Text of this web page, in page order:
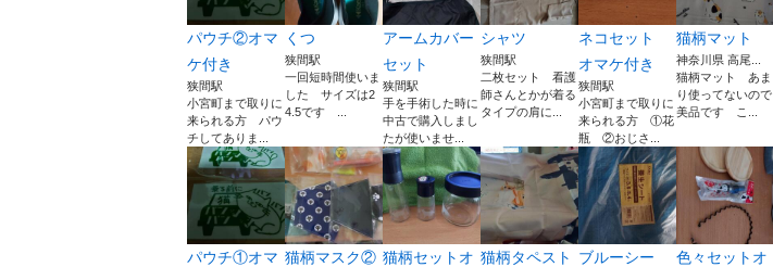
パウチ②オマ
ケ付き
狭間駅
小宮町まで取りに
来られる方 パウ
チしてありま...
くつ
狭間駅
一回短時間使いま
した サイズは2
4.5です ...
アームカバー
セット
狭間駅
手を手術した時に
中古で購入しまし
たが使いませ...
シャツ
狭間駅
二枚セット 看護
師さんとかが着る
タイプの肩に...
ネコセット
オマケ付き
狭間駅
小宮町まで取りに
来られる方 ①花
瓶 ②おじさ...
猫柄マット
神奈川県 高尾...
猫柄マット あま
り使ってないので
美品です こ...
パウチ①オマ 猫柄マスク② 猫柄セットオ 猫柄タペスト
ブルーシー
色々セットオ